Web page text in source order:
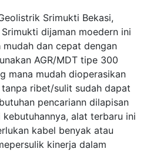
Srimukti Bekasi,
dijaman moedern ini
dan cepat dengan
AGR/MDT tipe 300
mana mudah dioperasikan
ribet/sulit sudah dapat
pencariann dilapisan
alat terbaru ini
kabel benyak atau
kinerja dalam